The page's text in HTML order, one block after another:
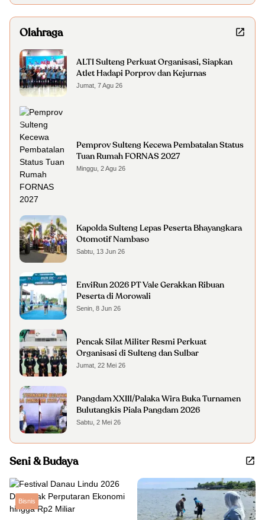
Olahraga
ALTI Sulteng Perkuat Organisasi, Siapkan
Atlet Hadapi Porprov dan Kejurnas
Jumat, 7 Agu 26
Pemprov Sulteng Kecewa Pembatalan Status
Tuan Rumah FORNAS 2027
Minggu, 2 Agu 26
Kapolda Sulteng Lepas Peserta Bhayangkara
Otomotif Nambaso
Sabtu, 13 Jun 26
EnviRun 2026 PT Vale Gerakkan Ribuan
Peserta di Morowali
Senin, 8 Jun 26
Pencak Silat Militer Resmi Perkuat
Organisasi di Sulteng dan Sulbar
Jumat, 22 Mei 26
Pangdam XXIII/Palaka Wira Buka Turnamen
Bulutangkis Piala Pangdam 2026
Sabtu, 2 Mei 26
Seni & Budaya
Bisnis